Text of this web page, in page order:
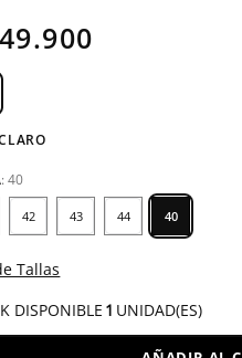
.900
: 40
40
42 43 44
Tallas
DISPONIBLE 1 UNIDAD(ES)